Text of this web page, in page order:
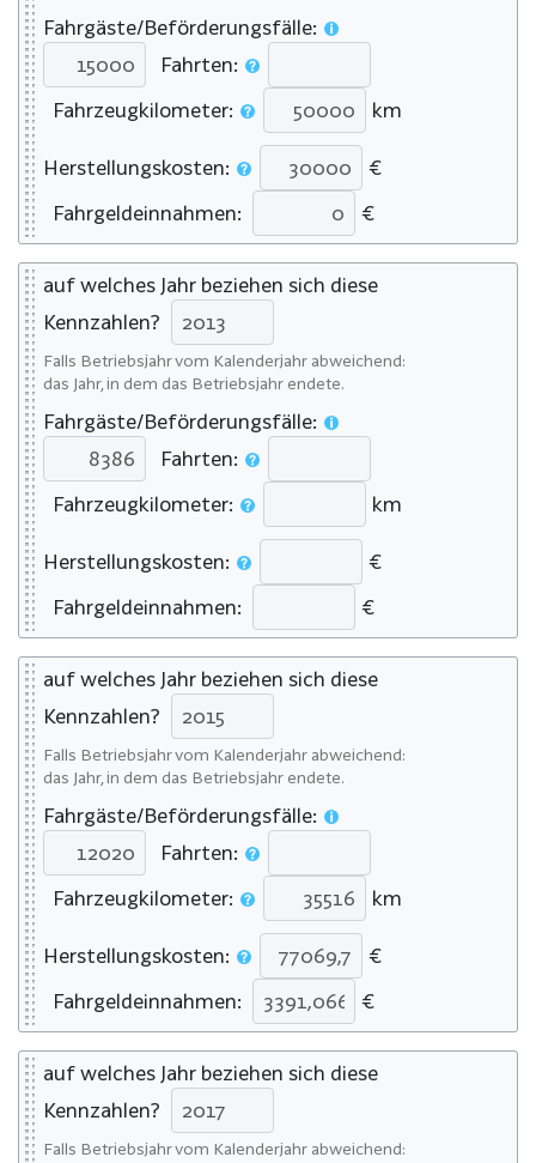
Fahrgäste/Beförderungsfälle:
Fahrten:
Fahrzeugkilometer:
km
Herstellungskosten:
€
Fahrgeldeinnahmen:
€
auf welches Jahr beziehen sich diese
Kennzahlen?
Falls Betriebsjahr vom Kalenderjahr abweichend:
das Jahr, in dem das Betriebsjahr endete.
Fahrgäste/Beförderungsfälle:
Fahrten:
Fahrzeugkilometer:
km
Herstellungskosten:
€
Fahrgeldeinnahmen:
€
auf welches Jahr beziehen sich diese
Kennzahlen?
Falls Betriebsjahr vom Kalenderjahr abweichend:
das Jahr, in dem das Betriebsjahr endete.
Fahrgäste/Beförderungsfälle:
Fahrten:
Fahrzeugkilometer:
km
Herstellungskosten:
€
Fahrgeldeinnahmen:
€
auf welches Jahr beziehen sich diese
Kennzahlen?
Falls Betriebsjahr vom Kalenderjahr abweichend: